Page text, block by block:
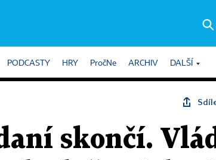
PODCASTY HRY PročNe ARCHIV DALŠÍ
skončí.